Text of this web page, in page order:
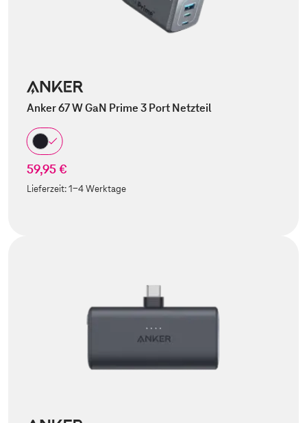
Anker 67 W GaN Prime 3 Port Netzteil
59,95 €
Lieferzeit:1-4 Werktage